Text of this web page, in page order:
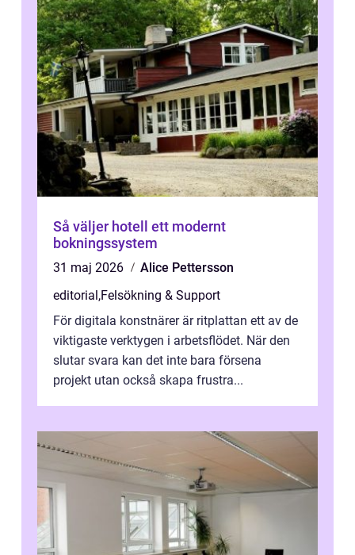
Så väljer hotell ett modernt
bokningssystem
31 maj 2026
Alice Pettersson
editorial ,Felsökning & Support
För digitala konstnärer är ritplattan ett av de
viktigaste verktygen i arbetsflödet. När den
slutar svara kan det inte bara försena
projekt utan också skapa frustra...